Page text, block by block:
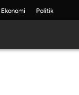
Ekonomi Politik